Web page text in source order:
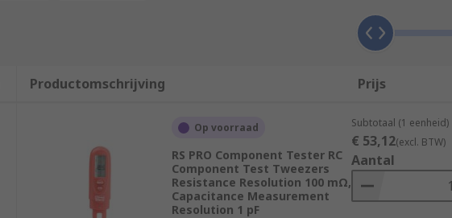
Productomschrijving Prijs
Op voorraad
RS PRO Component Tester RC
Component Test Tweezers
Resistance Resolution 100 mΩ,
Capacitance Measurement
Resolution 1 pF
Subtotaal (1 eenheid)
€ 53,12(excl. BTW)
Aantal